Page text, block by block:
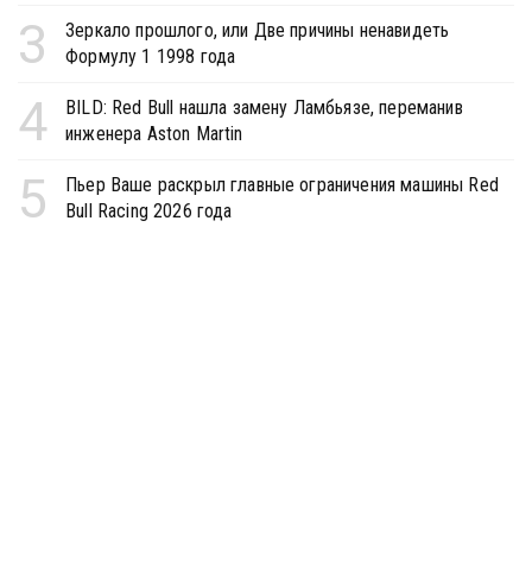
3
Зеркало прошлого, или Две причины ненавидеть
Формулу 1 1998 года
4
BILD: Red Bull нашла замену Ламбьязе, переманив
инженера Aston Martin
5
Пьер Ваше раскрыл главные ограничения машины Red
Bull Racing 2026 года